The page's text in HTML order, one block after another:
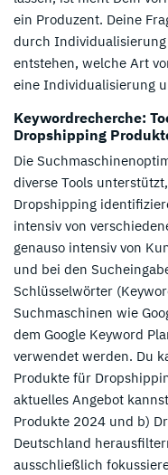
ein Produzent. Deine
durch
entstehen, welche Art
eine Individualisierung
Keywordrecherche:
Dropshipping
Die
diverse Tools
Dropshipping
intensiv von
genauso intensiv von
und bei den
Schlüsselwörter
Suchmaschinen wie
dem Google Keyword
verwendet werden. Du
Produkte für
aktuelles Angebot
Produkte 2024 und b)
Deutschland
ausschließlich